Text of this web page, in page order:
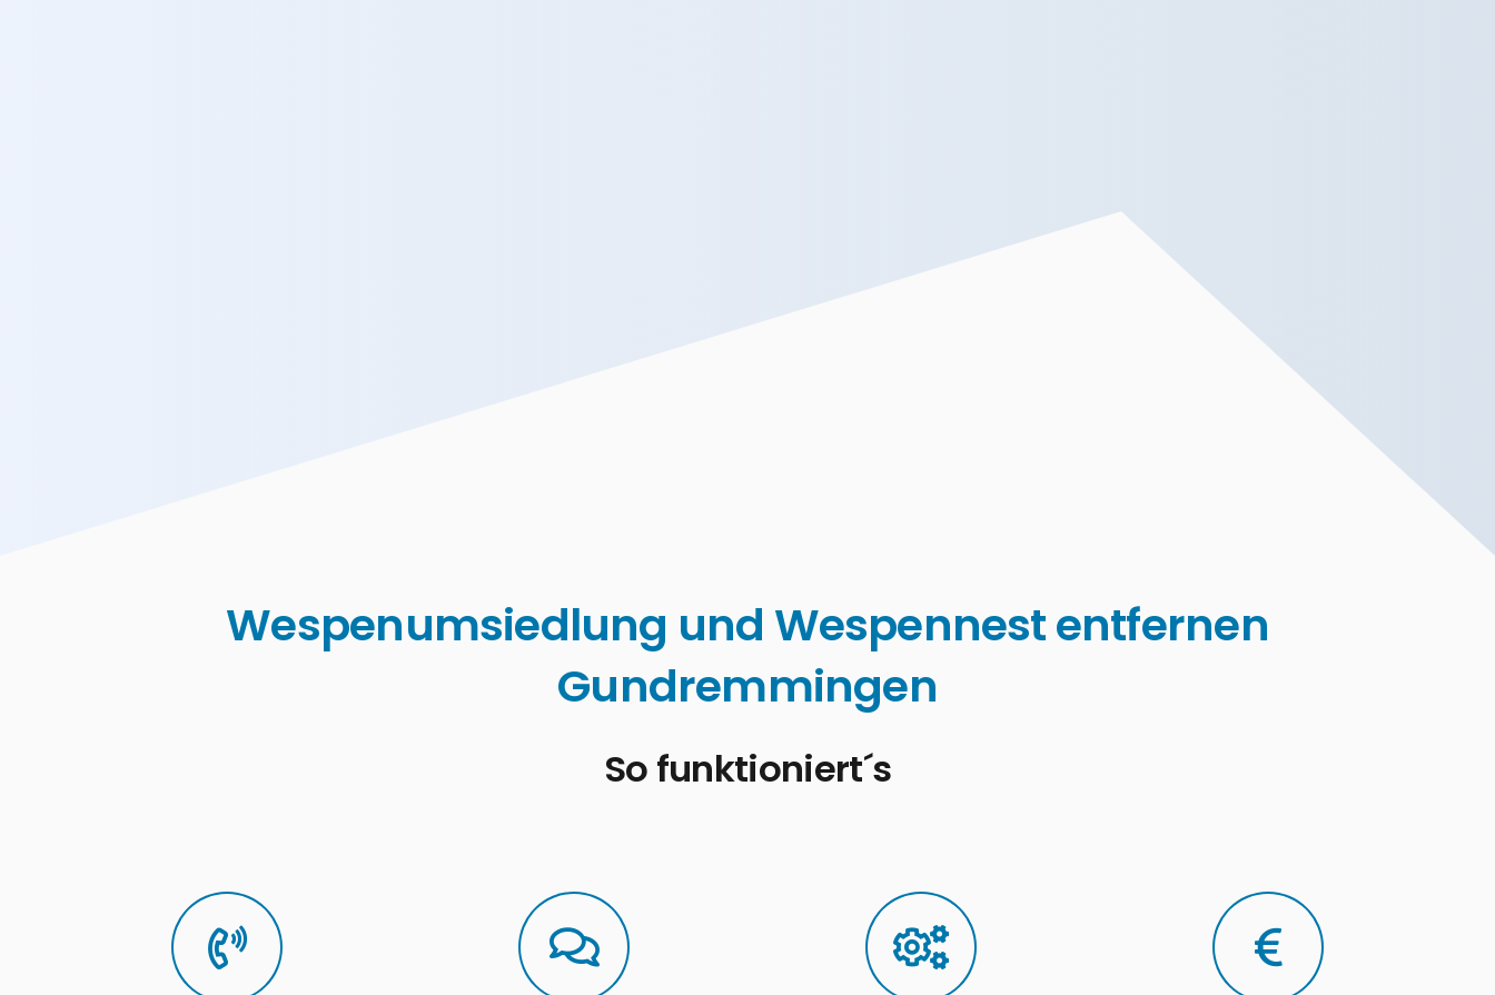
Wespenumsiedlung und Wespennest entfernen
Gundremmingen
So funktioniert´s